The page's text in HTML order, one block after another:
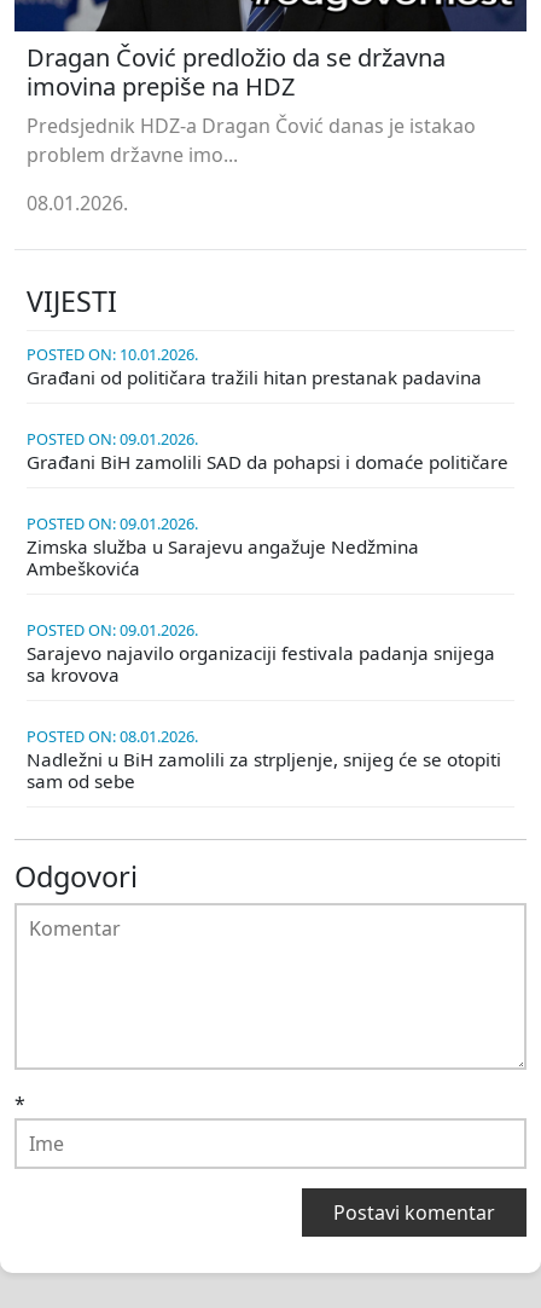
Dragan Čović predložio da se državna
imovina prepiše na HDZ
Predsjednik HDZ-a Dragan Čović danas je istakao
problem državne imo...
08.01.2026.
VIJESTI
POSTED ON: 10.01.2026.
Građani od političara tražili hitan prestanak padavina
POSTED ON: 09.01.2026.
Građani BiH zamolili SAD da pohapsi i domaće političare
POSTED ON: 09.01.2026.
Zimska služba u Sarajevu angažuje Nedžmina
Ambeškovića
POSTED ON: 09.01.2026.
Sarajevo najavilo organizaciji festivala padanja snijega
sa krovova
POSTED ON: 08.01.2026.
Nadležni u BiH zamolili za strpljenje, snijeg će se otopiti
sam od sebe
Odgovori
*